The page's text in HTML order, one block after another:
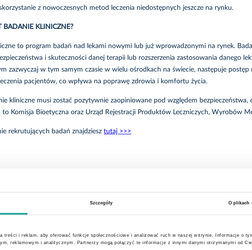
Szczegóły O plikach
treści i reklam, aby oferować funkcje społecznościowe i analizować ruch w naszej witrynie. Informacje o
reklamowym i analitycznym. Partnerzy mogą połączyć te informacje z innymi danymi otrzymanymi od
z nowoczesnych metod leczenia niedostępnych jeszcze na rynku.
BADANIE KLINICZNE?
to program badań nad lekami nowymi lub już wprowadzonymi na rynek.
i skuteczności danej terapii lub rozszerzenia zastosowania danego
zazwyczaj w tym samym czasie w wielu ośrodkach na świecie, następuje postęp
pacjentów, co wpływa na poprawę zdrowia i komfortu życia.
kliniczne musi zostać pozytywnie zaopiniowane pod względem
to Komisja Bioetyczna oraz Urząd Rejestracji Produktów Leczniczych, Wyrobów
rekrutujących badań znajdziesztutaj >>>